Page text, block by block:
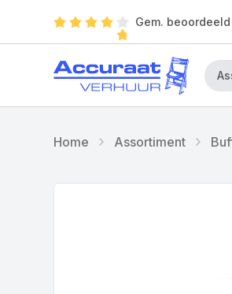
Gem.
Home Assortiment